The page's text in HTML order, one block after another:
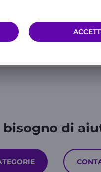
caratteri per cercare nelle
bisogno di